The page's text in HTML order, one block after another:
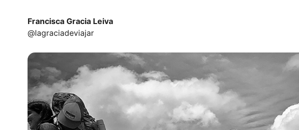
Francisca Gracia Leiva
@lagraciadeviajar